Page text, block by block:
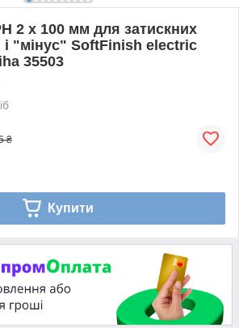
2 х 100 мм для затискних
"мінус" SoftFinish electric
35503
₴
Купити